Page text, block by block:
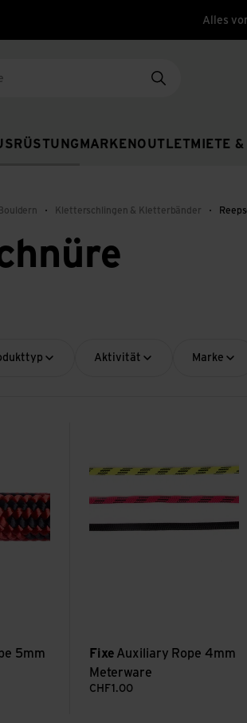
Alles
MARKEN OUTLET MIETE
Kletterschlingen & Kletterbänder
Aktivität Marke
5mm
Fixe Auxiliary Rope 4mm
Meterware
CHF1.00